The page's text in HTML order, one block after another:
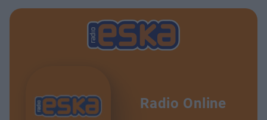
Radio Online